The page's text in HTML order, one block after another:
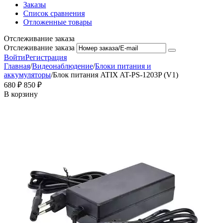
Заказы
Список сравнения
Отложенные товары
Отслеживание заказа
Отслеживание заказа
ВойтиРегистрация
Главная/Видеонаблюдение/Блоки питания и
аккумуляторы/Блок питания ATIX AT-PS-1203P (V1)
‍680‍ ₽ ‍850‍ ₽
В корзину